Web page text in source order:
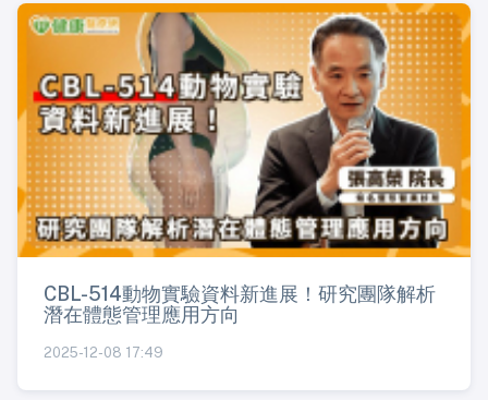
CBL-514動物實驗資料新進展！研究團隊解析
潛在體態管理應用方向
2025-12-08 17:49